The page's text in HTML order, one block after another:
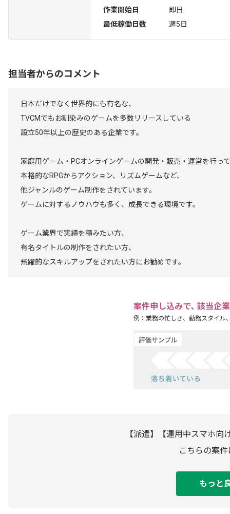
作業開始日
即日
最低稼働日数
週5日
担当者からのコメント
日本だけでなく世界的にも有名な、
TVCMでもお馴染みのゲームを多数リリースしている
設立50年以上の歴史のある企業です。
家庭用ゲーム・PCオンラインゲームの開発・販売・運営を行っ
本格的なRPGからアクション、リズムゲームなど、
他ジャンルのゲーム制作をされています。
ゲームに対するノウハウも多く、成長できる環境です。
ゲーム業界で実績を積みたい方、
有名タイトルの制作をされたい方、
飛躍的なスキルアップをされたい方にお勧めです。
案件申し込みで､ 該当企
例：業務の忙しさ、勤務スタイル
【派遣】【運用中スマホ
こちらの案
もっと